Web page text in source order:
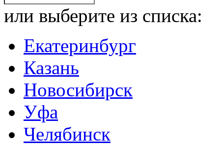
или выберите из списка:
Екатеринбург
Казань
Новосибирск
Уфа
Челябинск